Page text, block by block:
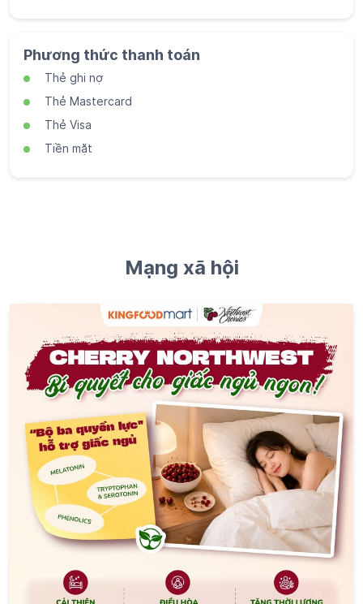
Mạng xã hội
🌙 NGỦ NGON HƠN NHỜ SIÊU TRÁI CÂY CHERRY